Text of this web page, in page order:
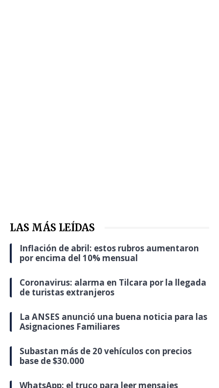
LAS MÁS LEÍDAS
Inflación de abril: estos rubros aumentaron
por encima del 10% mensual
Coronavirus: alarma en Tilcara por la llegada
de turistas extranjeros
La ANSES anunció una buena noticia para las
Asignaciones Familiares
Subastan más de 20 vehículos con precios
base de $30.000
WhatsApp: el truco para leer mensajes